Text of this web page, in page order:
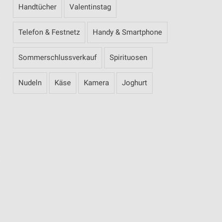
Handtücher Valentinstag
Telefon & Festnetz Handy & Smartphone
Sommerschlussverkauf Spirituosen
Nudeln Käse Kamera Joghurt